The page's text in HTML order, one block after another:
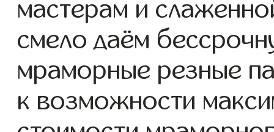
мастерам и
смело даём
мраморные резные
к возможности